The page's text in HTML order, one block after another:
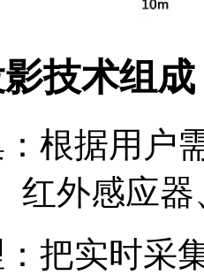
技术组成
根据用户
红外感应
把实时采